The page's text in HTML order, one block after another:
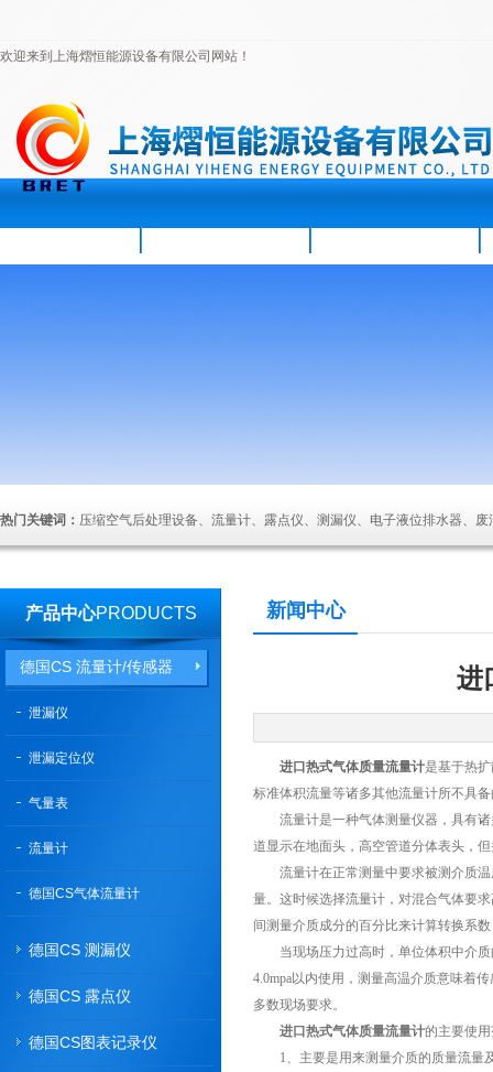
欢迎来到上海熠恒能源设备有限公司网站！
热门关键词： 压缩空气后处理设备、流量计、露点仪、测漏仪、电子液位排水器、
产品中心PRODUCTS
德国CS 流量计/传感器
泄漏仪
泄漏定位仪
气量表
流量计
德国CS气体流量计
德国CS 测漏仪
德国CS 露点仪
德国CS图表记录仪
新闻中心
进
进口热式气体质量流量计是基于热
标准体积流量等诸多其他流量计所不具
流量计是一种气体测量仪器，具有诸
道显示在地面头，高空管道分体表头，
流量计在正常测量中要求被测介质温
量。这时候选择流量计，对混合气体要
间测量介质成分的百分比来计算转换系
当现场压力过高时，单位体积中介质
4.0mpa以内使用，测量高温介质意味着
多数现场要求。
进口热式气体质量流量计的主要使
1、主要是用来测量介质的质量流量及